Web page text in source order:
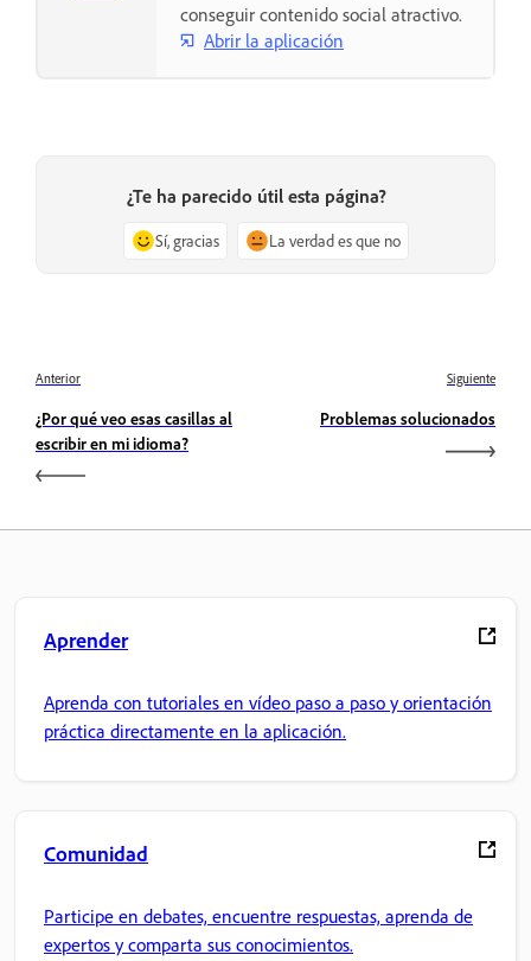
conseguir contenido social atractivo.
Abrir la aplicación
¿Te ha parecido útil esta página?
Sí, gracias La verdad es que no
Anterior
¿Por qué veo esas casillas al
escribir en mi idioma?
Siguiente
Problemas solucionados
Aprender
Aprenda con tutoriales en vídeo paso a paso y orientación
práctica directamente en la aplicación.
Comunidad
Participe en debates, encuentre respuestas, aprenda de
expertos y comparta sus conocimientos.